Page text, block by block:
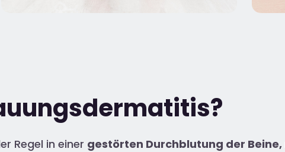
Regel in einer gestörten Durchblutung der Beine,